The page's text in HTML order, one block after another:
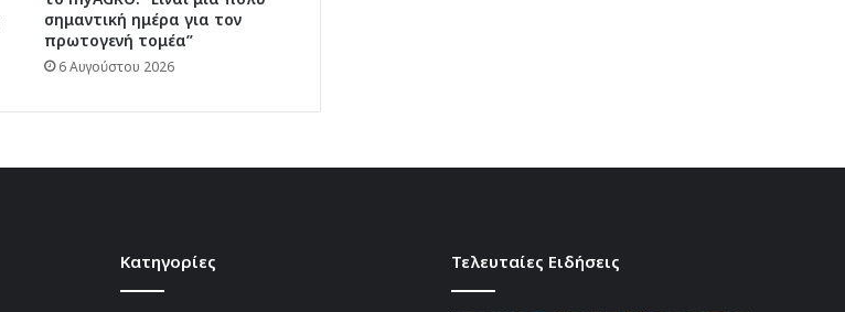
σημαντική ημέρα για τον
πρωτογενή τομέα”
6 Αυγούστου 2026
Kατηγορίες Τελευταίες Ειδήσεις